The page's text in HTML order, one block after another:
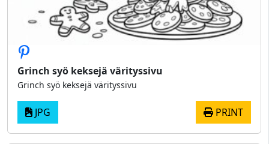
Grinch syö keksejä värityssivu
Grinch syö keksejä värityssivu
JPG PRINT